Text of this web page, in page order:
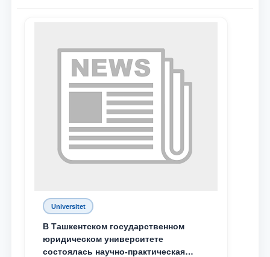
Ваше имя и фамилия
Ваш номер телефона
отправить
Universitet
В Ташкентском государственном
юридическом университете
состоялась научно-практическая